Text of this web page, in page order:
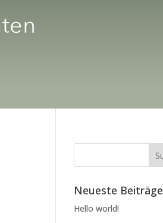
Neueste Beiträge
Hello world!